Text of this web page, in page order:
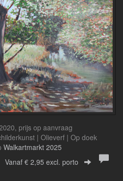
prijs op aanvraag
| Olieverf | Op doek
Walkartmarkt 2025
Vanaf € 2,95 excl. porto